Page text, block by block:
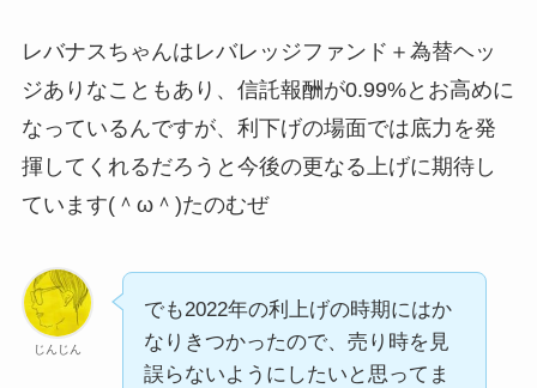
レバナスちゃんはレバレッジファンド＋為替ヘッ
ジありなこともあり、信託報酬が0.99%とお高めに
なっているんですが、利下げの場面では底力を発
揮してくれるだろうと今後の更なる上げに期待し
ています(＾ω＾)たのむぜ
じんじん
でも2022年の利上げの時期にはか
なりきつかったので、売り時を見
誤らないようにしたいと思ってま